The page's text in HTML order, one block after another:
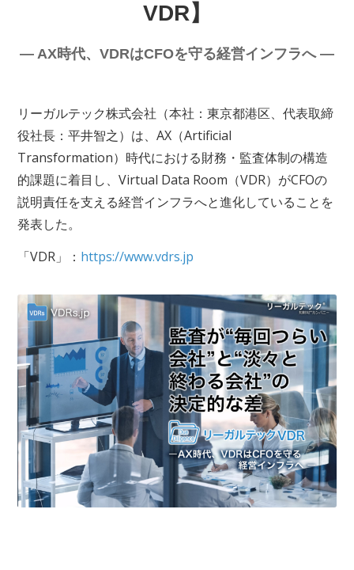
VDR】
― AX時代、VDRはCFOを守る経営インフラへ ―
リーガルテック株式会社（本社：東京都港区、代表取締
役社長：平井智之）は、AX（Artificial
Transformation）時代における財務・監査体制の構造
的課題に着目し、Virtual Data Room（VDR）がCFOの
説明責任を支える経営インフラへと進化していることを
発表した。
「VDR」： https://www.vdrs.jp